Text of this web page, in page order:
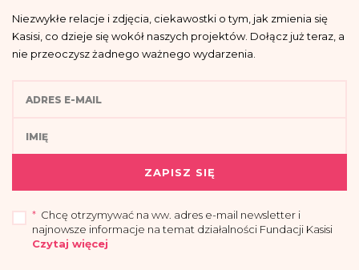
Niezwykłe relacje i zdjęcia, ciekawostki o tym, jak zmienia się
Kasisi, co dzieje się wokół naszych projektów. Dołącz już teraz, a
nie przeoczysz żadnego ważnego wydarzenia.
ZAPISZ SIĘ
* Chcę otrzymywać na ww. adres e-mail newsletter i
najnowsze informacje na temat działalności Fundacji Kasisi
Czytaj więcej